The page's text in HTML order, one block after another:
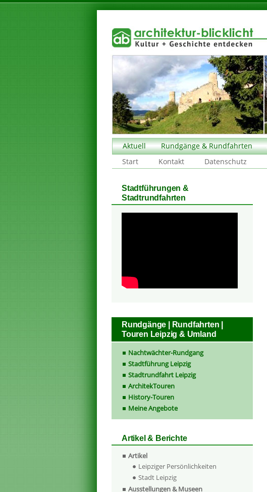
Aktuell Rundgänge & Rundfahrten
Start
Kontakt Datenschutz
Stadtführungen &
Stadtrundfahrten
Rundgänge | Rundfahrten |
Touren Leipzig & Umland
Nachtwächter-Rundgang
Stadtführung Leipzig
Stadtrundfahrt Leipzig
ArchitekTouren
History-Touren
Meine Angebote
Artikel & Berichte
Artikel
Leipziger Persönlichkeiten
Stadt Leipzig
Ausstellungen & Museen